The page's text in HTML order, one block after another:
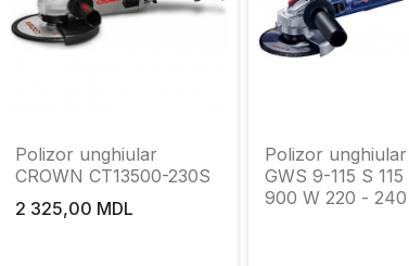
Polizor unghiular
CROWN CT13500-230S
2 325,00 MDL
Polizor
GWS 9-115 S 115
900 W 220 -